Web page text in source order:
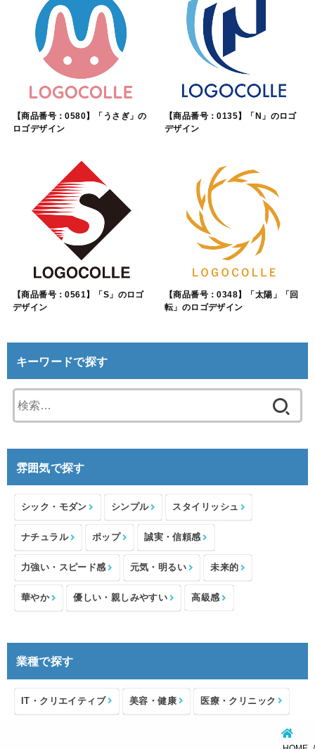
【商品番号：0580】「うさぎ」の
ロゴデザイン
【商品番号：0135】「N」のロゴ
デザイン
【商品番号：0561】「S」のロゴ
デザイン
【商品番号：0348】「太陽」「回
転」のロゴデザイン
キーワードで探す
索:
雰囲気で探す
シック・モダン シンプル スタイリッシュ
ナチュラル ポップ 誠実・信頼感
力強い・スピード感 元気・明るい 未来的
華やか 優しい・親しみやすい 高級感
業種で探す
IT・クリエイティブ 美容・健康 医療・クリニック